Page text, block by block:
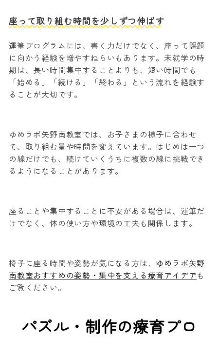
座って取り組む時間を少しずつ伸ばす
運筆プログラムには、書く力だけでなく、座って課題
に向かう経験を増やすねらいもあります。未就学の時
期は、長い時間集中することよりも、短い時間でも
「始める」「続ける」「終わる」という流れを経験す
ることが大切です。
ゆめラボ矢野南教室では、お子さまの様子に合わせ
て、取り組む量や時間を変えています。はじめは一つ
の線だけでも、続けていくうちに複数の線に挑戦でき
るようになることがあります。
座ることや集中することに不安がある場合は、運筆だ
けでなく、体の使い方や環境の工夫も関係します。
椅子に座る時間や姿勢が気になる方は、 ゆめラボ矢野
南教室おすすめの姿勢・集中を支える療育アイデア も
ご覧ください。
パズル・制作の療育プロ